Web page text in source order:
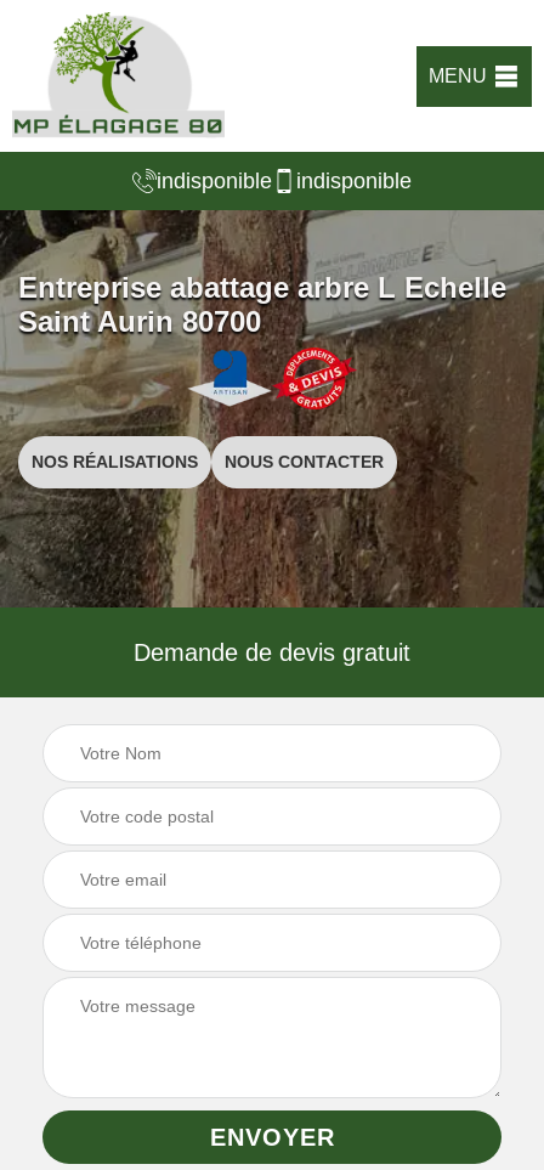
MENU
indisponible indisponible
Entreprise abattage arbre L Echelle
Saint Aurin 80700
NOS RÉALISATIONS NOUS CONTACTER
Demande de devis gratuit